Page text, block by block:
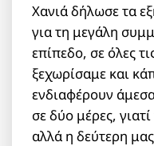
Χανιά δήλωσε τα
για τη μεγάλη
επίπεδο, σε όλες
ξεχωρίσαμε και
ενδιαφέρουν
σε δύο μέρες,
αλλά η δεύτερη